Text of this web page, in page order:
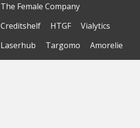
The Female Company
Creditshelf
HTGF
Vialytics
Laserhub
Targomo
Amorelie